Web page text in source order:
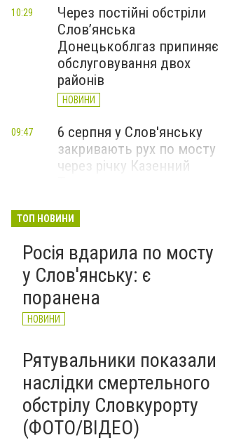
Через постійні обстріли
Слов’янська
Донецькоблгаз припиняє
обслуговування двох
районів
НОВИНИ
10:29
6 серпня у Слов'янську
закривають рух по мосту
через річку Казенний
09:47
чотири рази атакували FPV-
дрони
ТОП НОВИНИ
Росія вдарила по мосту
у Слов'янську: є
поранена
НОВИНИ
Рятувальники показали
наслідки смертельного
обстрілу Словкурорту
(ФОТО/ВІДЕО)